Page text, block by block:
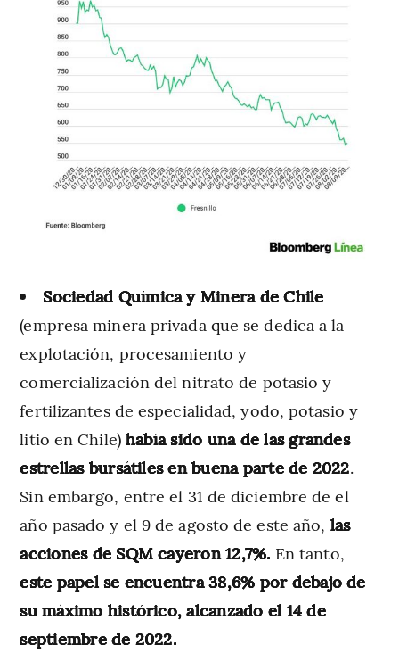
Sociedad Química y Minera de Chile
(empresa minera privada que se dedica a la
explotación, procesamiento y
comercialización del nitrato de potasio y
fertilizantes de especialidad, yodo, potasio y
litio en Chile) había sido una de las grandes
estrellas bursátiles en buena parte de 2022.
Sin embargo, entre el 31 de diciembre de el
año pasado y el 9 de agosto de este año, las
acciones de SQM cayeron 12,7%. En tanto,
este papel se encuentra 38,6% por debajo de
su máximo histórico, alcanzado el 14 de
septiembre de 2022.